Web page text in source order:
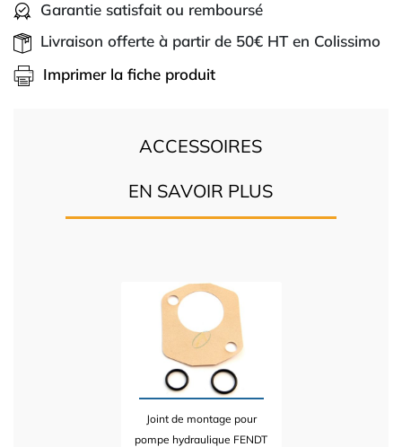
Garantie satisfait ou remboursé
Livraison offerte à partir de 50€ HT en Colissimo
Imprimer la fiche produit
ACCESSOIRES
EN SAVOIR PLUS
Joint de montage pour
pompe hydraulique FENDT